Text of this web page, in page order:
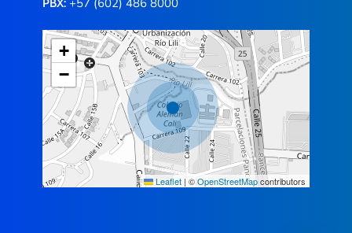
+
−
Leaflet | ©OpenStreetMapcontributors